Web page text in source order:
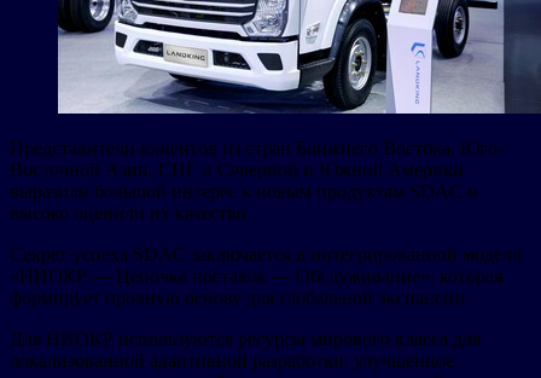
Представители клиентов из стран Ближнего Востока, Юго-
Восточной Азии, СНГ и Северной и Южной Америки
выразили большой интерес к новым продуктам SDAC и
высоко оценили их качество.
Секрет успеха SDAC заключается в интегрированной модели
«НИОКР — Цепочка поставок — Обслуживание», которая
формирует прочную основу для глобальной экспансии.
Для НИОКР используются ресурсы мирового класса для
локализованной адаптивной разработки: улучшенное